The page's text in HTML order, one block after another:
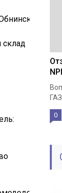
склад
0